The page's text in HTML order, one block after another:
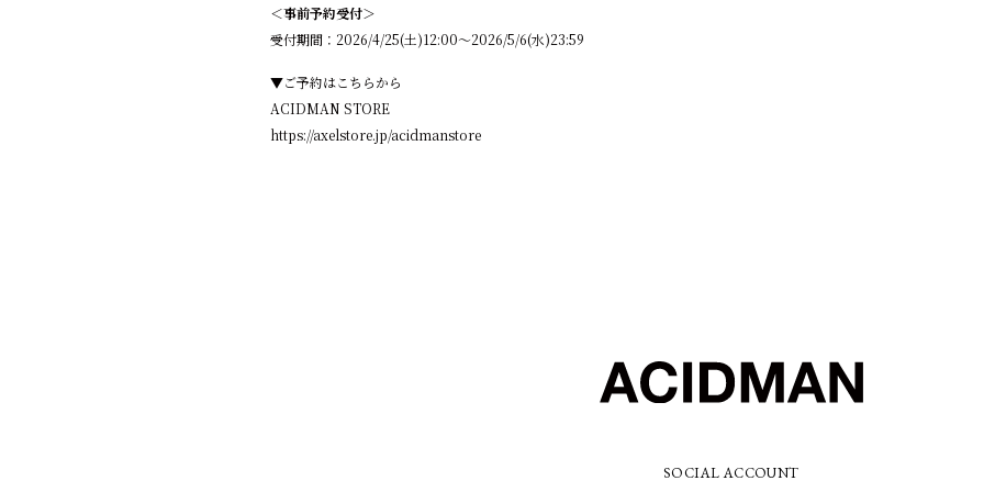
＜事前予約受付＞
受付期間：2026/4/25(土)12:00〜2026/5/6(水)23:59
▼ご予約はこちらから
ACIDMAN STORE
https://axelstore.jp/acidmanstore
SOCIAL ACCOUNT